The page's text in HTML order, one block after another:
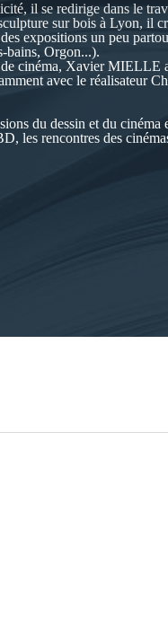
il se redirige dans le
sur bois à Lyon, il
expositions un peu
bains, Orgon...).
cinéma, Xavier MIELLE
avec le réalisateur
du dessin et du
les rencontres des